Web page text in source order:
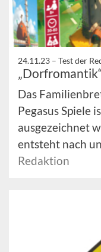
24.11.23 – Test der
Das
Pegasus Spiele
ausgezeichnet
entsteht nach
Redaktion